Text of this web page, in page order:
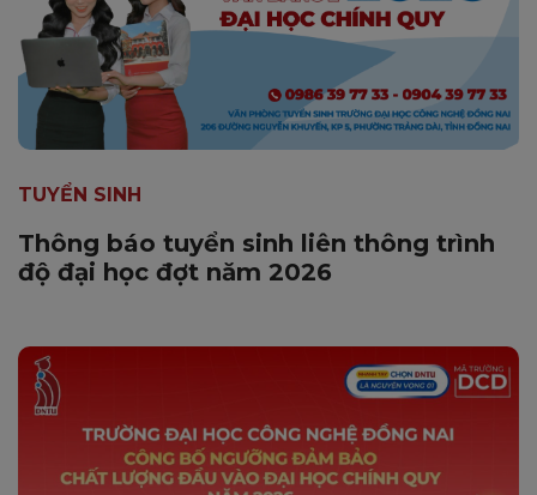
TUYỂN SINH
Thông báo tuyển sinh liên thông trình
độ đại học đợt năm 2026